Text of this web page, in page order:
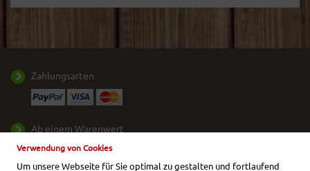
Zahlungsarten
Ab einem Warenwert
50,- €
liefern wir
Verwendung von Cookies
Um unsere Webseite für Sie optimal zu gestalten und fortlaufend